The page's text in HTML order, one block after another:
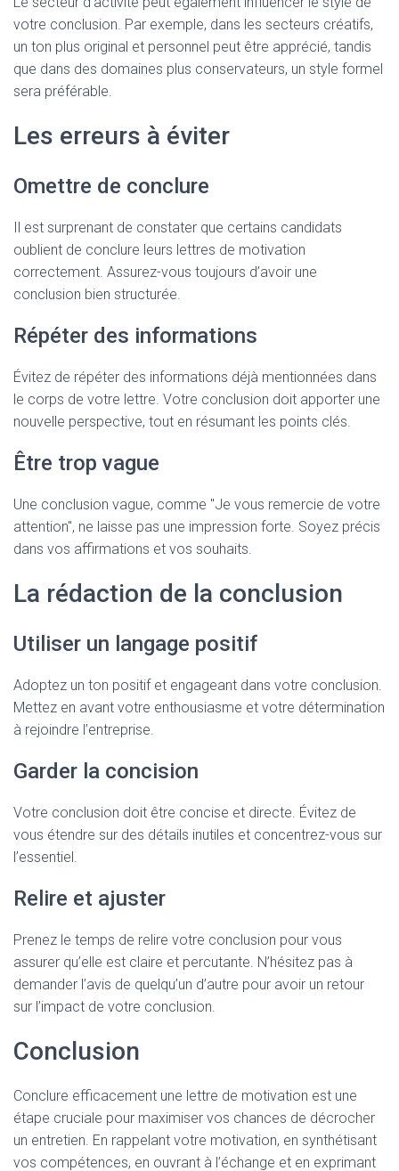
votre conclusion. Par exemple, dans les secteurs créatifs,
un ton plus original et personnel peut être apprécié, tandis
que dans des domaines plus conservateurs, un style formel
sera préférable.
Les erreurs à éviter
Omettre de conclure
Il est surprenant de constater que certains candidats
oublient de conclure leurs lettres de motivation
correctement. Assurez-vous toujours d’avoir une
conclusion bien structurée.
Répéter des informations
Évitez de répéter des informations déjà mentionnées dans
le corps de votre lettre. Votre conclusion doit apporter une
nouvelle perspective, tout en résumant les points clés.
Être trop vague
Une conclusion vague, comme "Je vous remercie de votre
attention", ne laisse pas une impression forte. Soyez précis
dans vos affirmations et vos souhaits.
La rédaction de la conclusion
Utiliser un langage positif
Adoptez un ton positif et engageant dans votre conclusion.
Mettez en avant votre enthousiasme et votre détermination
à rejoindre l’entreprise.
Garder la concision
Votre conclusion doit être concise et directe. Évitez de
vous étendre sur des détails inutiles et concentrez-vous sur
l’essentiel.
Relire et ajuster
Prenez le temps de relire votre conclusion pour vous
assurer qu’elle est claire et percutante. N’hésitez pas à
demander l’avis de quelqu’un d’autre pour avoir un retour
sur l’impact de votre conclusion.
Conclusion
Conclure efficacement une lettre de motivation est une
étape cruciale pour maximiser vos chances de décrocher
un entretien. En rappelant votre motivation, en synthétisant
vos compétences, en ouvrant à l’échange et en exprimant